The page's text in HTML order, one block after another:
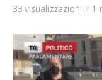
33 visualizzazioni 1